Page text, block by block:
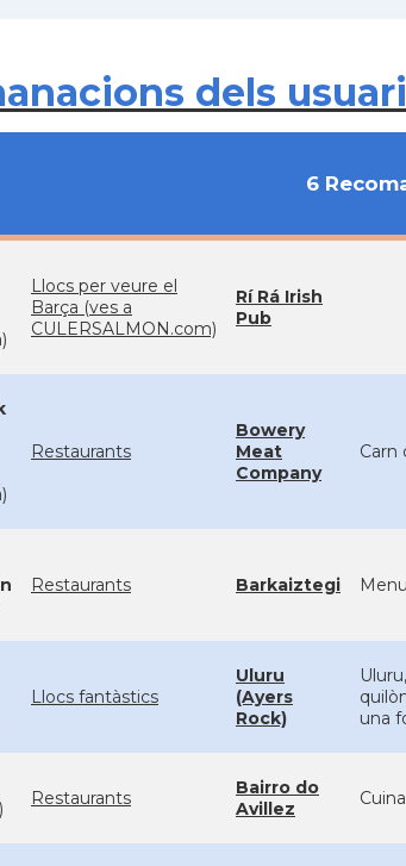
dels
6
Llocs per veure el
Barça (ves a
CULERSALMON.com)
Rí Rá Irish
Pub
Restaurants
Bowery
Meat
Company
Carn
Restaurants Barkaiztegi
Llocs fantàstics
Uluru
(Ayers
Rock)
una
Restaurants
Bairro do
Avillez